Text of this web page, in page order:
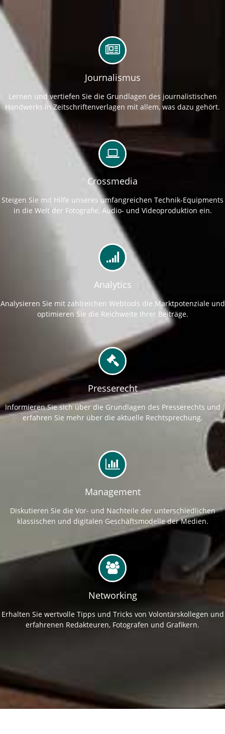
Journalismus
Lernen und vertiefen Sie die Grundlagen des journalistischen
Handwerks in Zeitschriftenverlagen mit allem, was dazu gehört.
Crossmedia
Steigen Sie mit Hilfe unseres umfangreichen Technik-Equipments
in die Welt der Fotografie, Audio- und Videoproduktion ein.
Analytics
Analysieren Sie mit zahlreichen Webtools die Marktpotenziale und
optimieren Sie die Reichweite Ihrer Beiträge.
Presserecht
Informieren Sie sich über die Grundlagen des Presserechts und
erfahren Sie mehr über die aktuelle Rechtsprechung.
Management
Diskutieren Sie die Vor- und Nachteile der unterschiedlichen
klassischen und digitalen Geschäftsmodelle der Medien.
Networking
Erhalten Sie wertvolle Tipps und Tricks von Volontärskollegen und
erfahrenen Redakteuren, Fotografen und Grafikern.